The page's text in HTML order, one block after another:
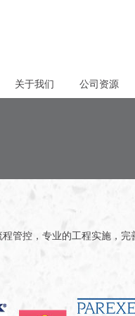
关于我们 公司资源
管控，专业的工程实施，